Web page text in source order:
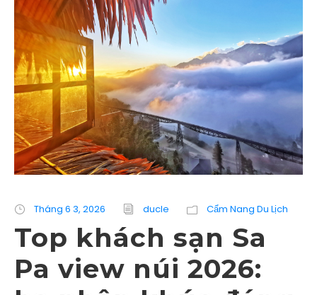
Tháng 6 3, 2026 ducle Cẩm Nang Du Lịch
Top khách sạn Sa
Pa view núi 2026: